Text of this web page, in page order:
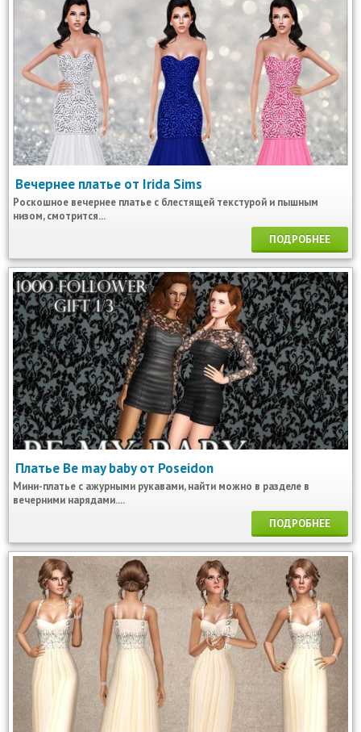
Вечернее платье от Irida Sims
Роскошное вечернее платье с блестящей текстурой и пышным
низом, смотрится...
ПОДРОБНЕЕ
Платье Be may baby от Poseidon
Мини-платье с ажурными рукавами, найти можно в разделе в
вечерними нарядами....
ПОДРОБНЕЕ